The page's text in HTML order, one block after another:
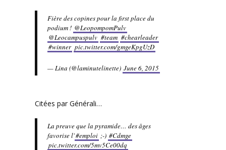
Fière des copines pour la first place du
podium ! @LeopompomPulv
@Leocampuspulv #team #chearleader
#winner pic.twitter.com/gmgeKpgUzD
— Lina (@laminutelinette) June 6, 2015
Citées par Générali…
La preuve que la pyramide… des âges
favorise l'#emploi ;-) #Cdmge
pic.twitter.com/5mv5Ce00dq